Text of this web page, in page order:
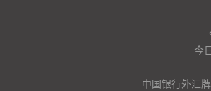
今
中国银行外汇